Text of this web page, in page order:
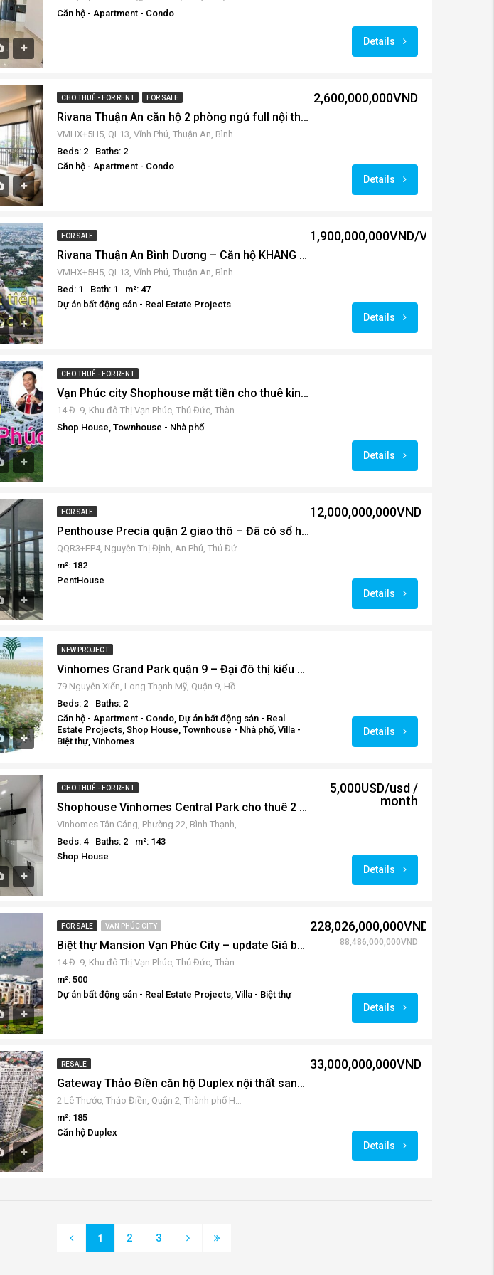
Căn hộ - Apartment - Condo
Details
CHO THUÊ - FOR RENT FOR SALE
Rivana Thuận An căn hộ 2 phòng ngủ full nội thất bán – cho thuê
VMHX+5H5, QL13, Vĩnh Phú, Thuận An, Bình Dương, Việt Nam
Beds: 2
Baths: 2
Căn hộ - Apartment - Condo
2,600,000,000VND
Details
FOR SALE
Rivana Thuận An Bình Dương – Căn hộ KHANG TRANG mặt tiền QL.13
VMHX+5H5, QL13, Vĩnh Phú, Thuận An, Bình Dương, Việt Nam
Bed: 1
Bath: 1
m²: 47
Dự án bất động sản - Real Estate Projects
1,900,000,000VND/VNĐ
Details
CHO THUÊ - FOR RENT
Vạn Phúc city Shophouse mặt tiền cho thuê kinh doanh
14 Đ. 9, Khu đô Thị Vạn Phúc, Thủ Đức, Thành phố Hồ Chí Minh, Việt Nam
Shop House, Townhouse - Nhà phố
Details
FOR SALE
Penthouse Precia quận 2 giao thô – Đã có sổ hồng
QQR3+FP4, Nguyễn Thị Định, An Phú, Thủ Đức, Thành phố Hồ Chí Minh 700000, Việt Nam
m²: 182
PentHouse
12,000,000,000VND
Details
NEW PROJECT
Vinhomes Grand Park quận 9 – Đại đô thị kiểu mới cho cư dân thành phố
79 Nguyễn Xiển, Long Thạnh Mỹ, Quận 9, Hồ Chí Minh 70000, Vietnam
Beds: 2
Baths: 2
Căn hộ - Apartment - Condo, Dự án bất động sản - Real
Estate Projects, Shop House, Townhouse - Nhà phố, Villa -
Biệt thự, Vinhomes
Details
CHO THUÊ - FOR RENT
Shophouse Vinhomes Central Park cho thuê 2 tầng 143 m2
Vinhomes Tân Cảng, Phường 22, Bình Thạnh, Thành phố Hồ Chí Minh, Việt Nam
Beds: 4
Baths: 2
m²: 143
Shop House
5,000USD/usd /
month
Details
FOR SALE VẠN PHÚC CITY
Biệt thự Mansion Vạn Phúc City – update Giá bán mới nhất 2023
14 Đ. 9, Khu đô Thị Vạn Phúc, Thủ Đức, Thành phố Hồ Chí Minh, Việt Nam
m²: 500
Dự án bất động sản - Real Estate Projects, Villa - Biệt thự
228,026,000,000VND
88,486,000,000VND
Details
RESALE
Gateway Thảo Điền căn hộ Duplex nội thất sang xịn mịn
2 Lê Thước, Thảo Điền, Quận 2, Thành phố Hồ Chí Minh, Việt Nam
m²: 185
Căn hộ Duplex
33,000,000,000VND
Details
1 2 3